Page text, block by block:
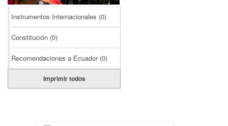
Instrumentos Internacionales (0)
Constitución (0)
Recomendaciones a Ecuador (0)
Imprimir todos